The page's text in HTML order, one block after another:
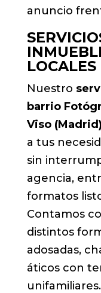
anuncio
LOCALES
Nuestro
barrio
Viso
a tus
sin
agencia,
formatos
Contamos
distintos
adosadas,
áticos con
unifamiliares.